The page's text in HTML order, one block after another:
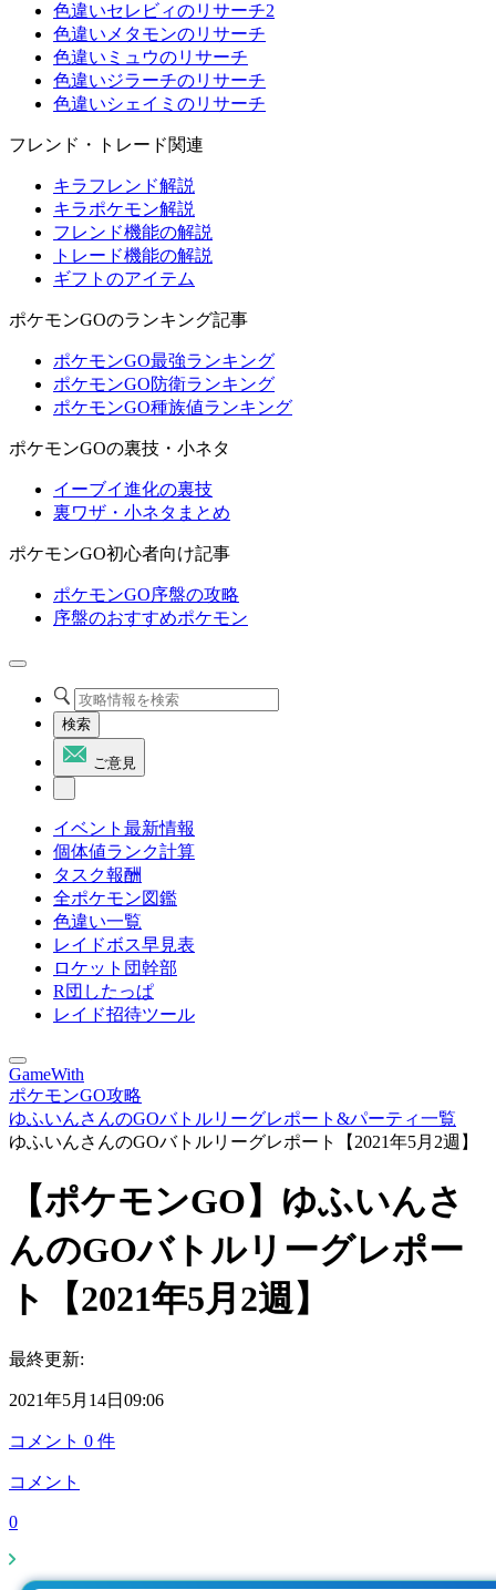
色違いセレビィのリサーチ2
色違いメタモンのリサーチ
色違いミュウのリサーチ
色違いジラーチのリサーチ
色違いシェイミのリサーチ
フレンド・トレード関連
キラフレンド解説
キラポケモン解説
フレンド機能の解説
トレード機能の解説
ギフトのアイテム
ポケモンGOのランキング記事
ポケモンGO最強ランキング
ポケモンGO防衛ランキング
ポケモンGO種族値ランキング
ポケモンGOの裏技・小ネタ
イーブイ進化の裏技
裏ワザ・小ネタまとめ
ポケモンGO初心者向け記事
ポケモンGO序盤の攻略
序盤のおすすめポケモン
検索
ご意見
イベント最新情報
個体値ランク計算
タスク報酬
全ポケモン図鑑
色違い一覧
レイドボス早見表
ロケット団幹部
R団したっぱ
レイド招待ツール
GameWith
ポケモンGO攻略
ゆふいんさんのGOバトルリーグレポート&パーティ一覧
ゆふいんさんのGOバトルリーグレポート【2021年5月2週】
【ポケモンGO】ゆふいんさ
んのGOバトルリーグレポー
ト【2021年5月2週】
最終更新:
2021年5月14日09:06
コメント 0 件
コメント
0